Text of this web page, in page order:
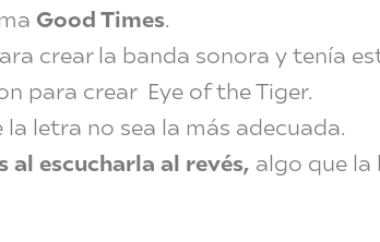
Good Times.
crear la banda sonora y tenía
para crear Eye of the Tiger.
la letra no sea la más adecuada.
al escucharla al revés, algo que la